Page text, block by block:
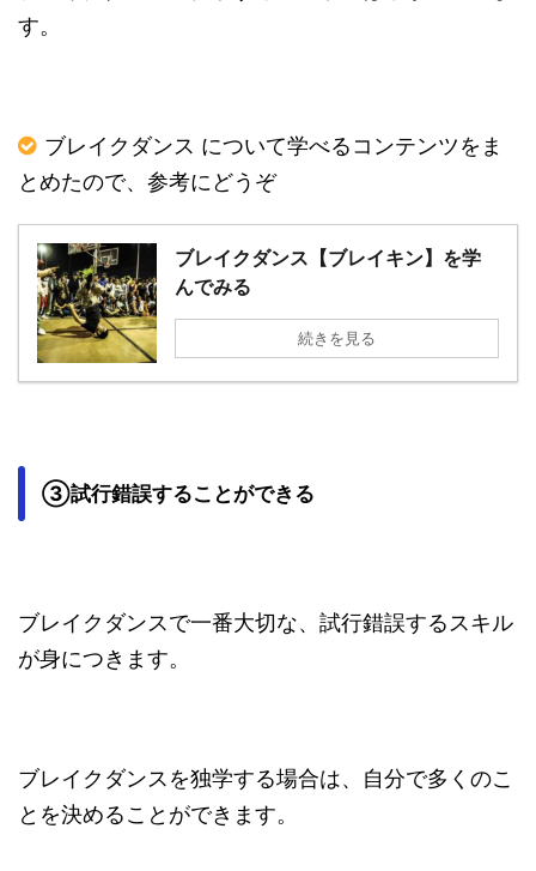
す。
ブレイクダンス について学べるコンテンツをま
とめたので、参考にどうぞ
ブレイクダンス【ブレイキン】を学
んでみる
続きを見る
③試行錯誤することができる
ブレイクダンスで一番大切な、試行錯誤するスキル
が身につきます。
ブレイクダンスを独学する場合は、自分で多くのこ
とを決めることができます。